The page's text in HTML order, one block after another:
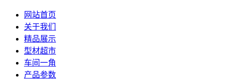
网站首页
关于我们
精品展示
型材超市
车间一角
产品参数